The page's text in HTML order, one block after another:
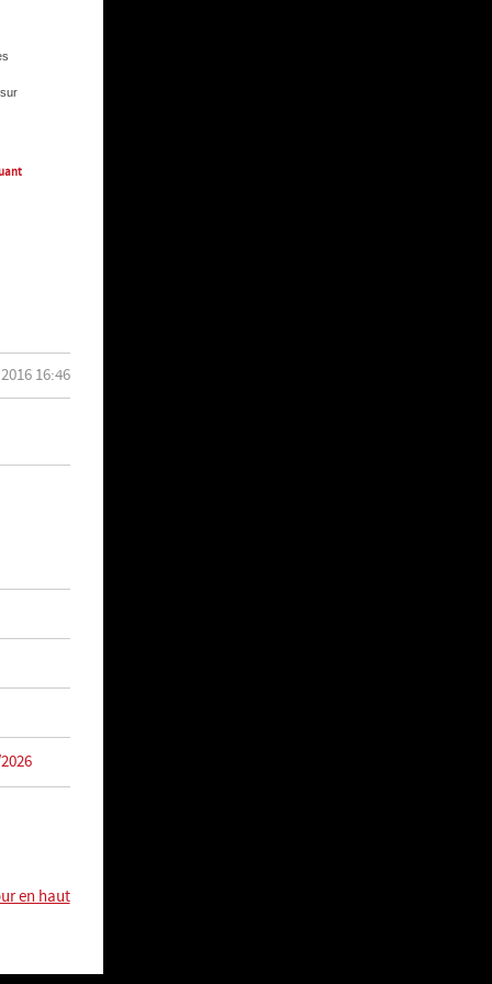
16:46
en haut